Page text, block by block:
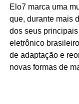
Elo7 marca uma
que, durante mais
dos seus
eletrônico
de adaptação e
novas formas de